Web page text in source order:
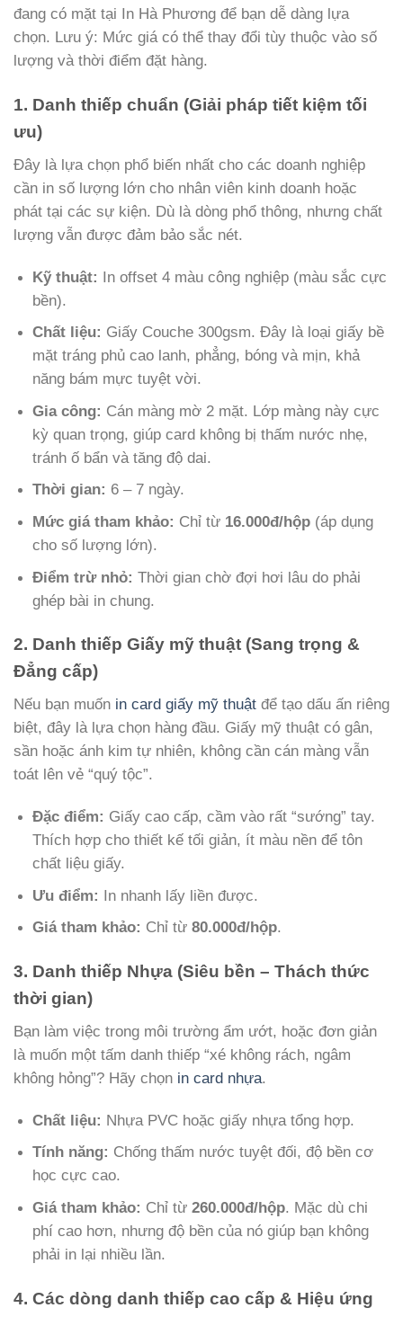
đang có mặt tại In Hà Phương để bạn dễ dàng lựa
chọn. Lưu ý: Mức giá có thể thay đổi tùy thuộc vào số
lượng và thời điểm đặt hàng.
1. Danh thiếp chuẩn (Giải pháp tiết kiệm tối
ưu)
Đây là lựa chọn phổ biến nhất cho các doanh nghiệp
cần in số lượng lớn cho nhân viên kinh doanh hoặc
phát tại các sự kiện. Dù là dòng phổ thông, nhưng chất
lượng vẫn được đảm bảo sắc nét.
Kỹ thuật: In offset 4 màu công nghiệp (màu sắc cực
bền).
Chất liệu: Giấy Couche 300gsm. Đây là loại giấy bề
mặt tráng phủ cao lanh, phẳng, bóng và mịn, khả
năng bám mực tuyệt vời.
Gia công: Cán màng mờ 2 mặt. Lớp màng này cực
kỳ quan trọng, giúp card không bị thấm nước nhẹ,
tránh ố bẩn và tăng độ dai.
Thời gian: 6 – 7 ngày.
Mức giá tham khảo: Chỉ từ 16.000đ/hộp(áp dụng
cho số lượng lớn).
Điểm trừ nhỏ: Thời gian chờ đợi hơi lâu do phải
ghép bài in chung.
2. Danh thiếp Giấy mỹ thuật (Sang trọng &
Đẳng cấp)
Nếu bạn muốn in card giấy mỹ thuật để tạo dấu ấn riêng
biệt, đây là lựa chọn hàng đầu. Giấy mỹ thuật có gân,
sần hoặc ánh kim tự nhiên, không cần cán màng vẫn
toát lên vẻ “quý tộc”.
Đặc điểm: Giấy cao cấp, cầm vào rất “sướng” tay.
Thích hợp cho thiết kế tối giản, ít màu nền để tôn
chất liệu giấy.
Ưu điểm: In nhanh lấy liền được.
Giá tham khảo: Chỉ từ 80.000đ/hộp.
3. Danh thiếp Nhựa (Siêu bền – Thách thức
thời gian)
Bạn làm việc trong môi trường ẩm ướt, hoặc đơn giản
là muốn một tấm danh thiếp “xé không rách, ngâm
không hỏng”? Hãy chọn in card nhựa.
Chất liệu: Nhựa PVC hoặc giấy nhựa tổng hợp.
Tính năng: Chống thấm nước tuyệt đối, độ bền cơ
học cực cao.
Giá tham khảo: Chỉ từ 260.000đ/hộp. Mặc dù chi
phí cao hơn, nhưng độ bền của nó giúp bạn không
phải in lại nhiều lần.
4. Các dòng danh thiếp cao cấp & Hiệu ứng